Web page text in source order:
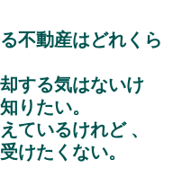
不動産はどれくら
する気はないけ
りたい。
ているけれど 、
けたくない。